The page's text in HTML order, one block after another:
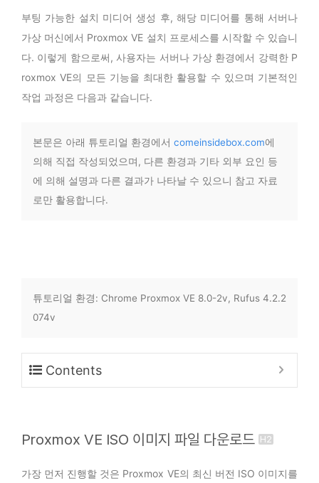
부팅 가능한 설치 미디어 생성 후, 해당 미디어를 통해 서버나
가상 머신에서 Proxmox VE 설치 프로세스를 시작할 수 있습니
다. 이렇게 함으로써, 사용자는 서버나 가상 환경에서 강력한 P
roxmox VE의 모든 기능을 최대한 활용할 수 있으며 기본적인
작업 과정은 다음과 같습니다.
본문은 아래 튜토리얼 환경에서 comeinsidebox.com에
의해 직접 작성되었으며, 다른 환경과 기타 외부 요인 등
에 의해 설명과 다른 결과가 나타날 수 있으니 참고 자료
로만 활용합니다.
튜토리얼 환경: Chrome Proxmox VE 8.0-2v, Rufus 4.2.2
074v
Contents
Proxmox VE ISO 이미지 파일 다운로드
가장 먼저 진행할 것은 Proxmox VE의 최신 버전 ISO 이미지를